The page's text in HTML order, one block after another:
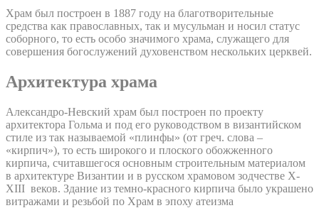
Храм был построен в 1887 году на благотворительные
средства как православных, так и мусульман и носил статус
соборного, то есть особо значимого храма, служащего для
совершения богослужений духовенством нескольких церквей.
Архитектура храма
Александро-Невский храм был построен по проекту
архитектора Гольма и под его руководством в византийском
стиле из так называемой «плинфы» (от греч. слова –
«кирпич»), то есть широкого и плоского обожженного
кирпича, считавшегося основным строительным материалом
в архитектуре Византии и в русском храмовом зодчестве X-
XIII веков. Здание из темно-красного кирпича было украшено
витражами и резьбой по Храм в эпоху атеизма